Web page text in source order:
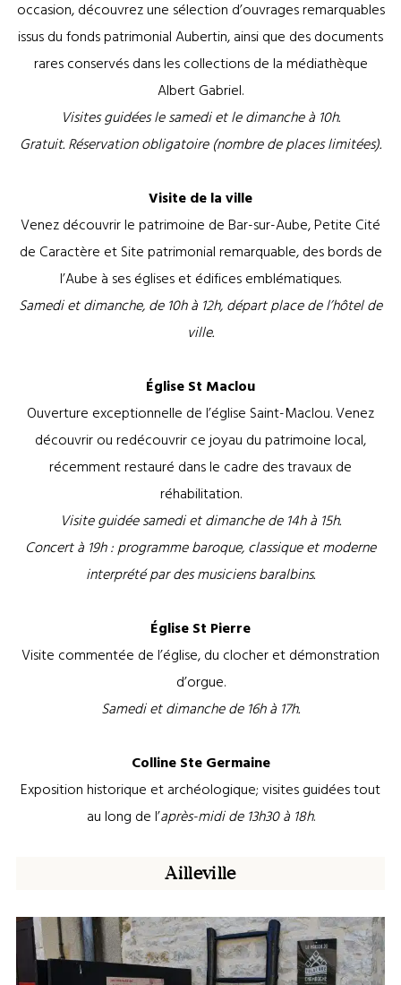
occasion, découvrez une sélection d’ouvrages remarquables
issus du fonds patrimonial Aubertin, ainsi que des documents
rares conservés dans les collections de la médiathèque
Albert Gabriel.
Visites guidées le samedi et le dimanche à 10h.
Gratuit. Réservation obligatoire (nombre de places limitées).
Visite de la ville
Venez découvrir le patrimoine de Bar-sur-Aube, Petite Cité
de Caractère et Site patrimonial remarquable, des bords de
l’Aube à ses églises et édifices emblématiques.
Samedi et dimanche, de 10h à 12h, départ place de l’hôtel de
ville.
Église St Maclou
Ouverture exceptionnelle de l’église Saint-Maclou. Venez
découvrir ou redécouvrir ce joyau du patrimoine local,
récemment restauré dans le cadre des travaux de
réhabilitation.
Visite guidée samedi et dimanche de 14h à 15h.
Concert à 19h : programme baroque, classique et moderne
interprété par des musiciens baralbins.
Église St Pierre
Visite commentée de l’église, du clocher et démonstration
d’orgue.
Samedi et dimanche de 16h à 17h.
Colline Ste Germaine
Exposition historique et archéologique; visites guidées tout
au long de l’après-midi de 13h30 à 18h.
Ailleville